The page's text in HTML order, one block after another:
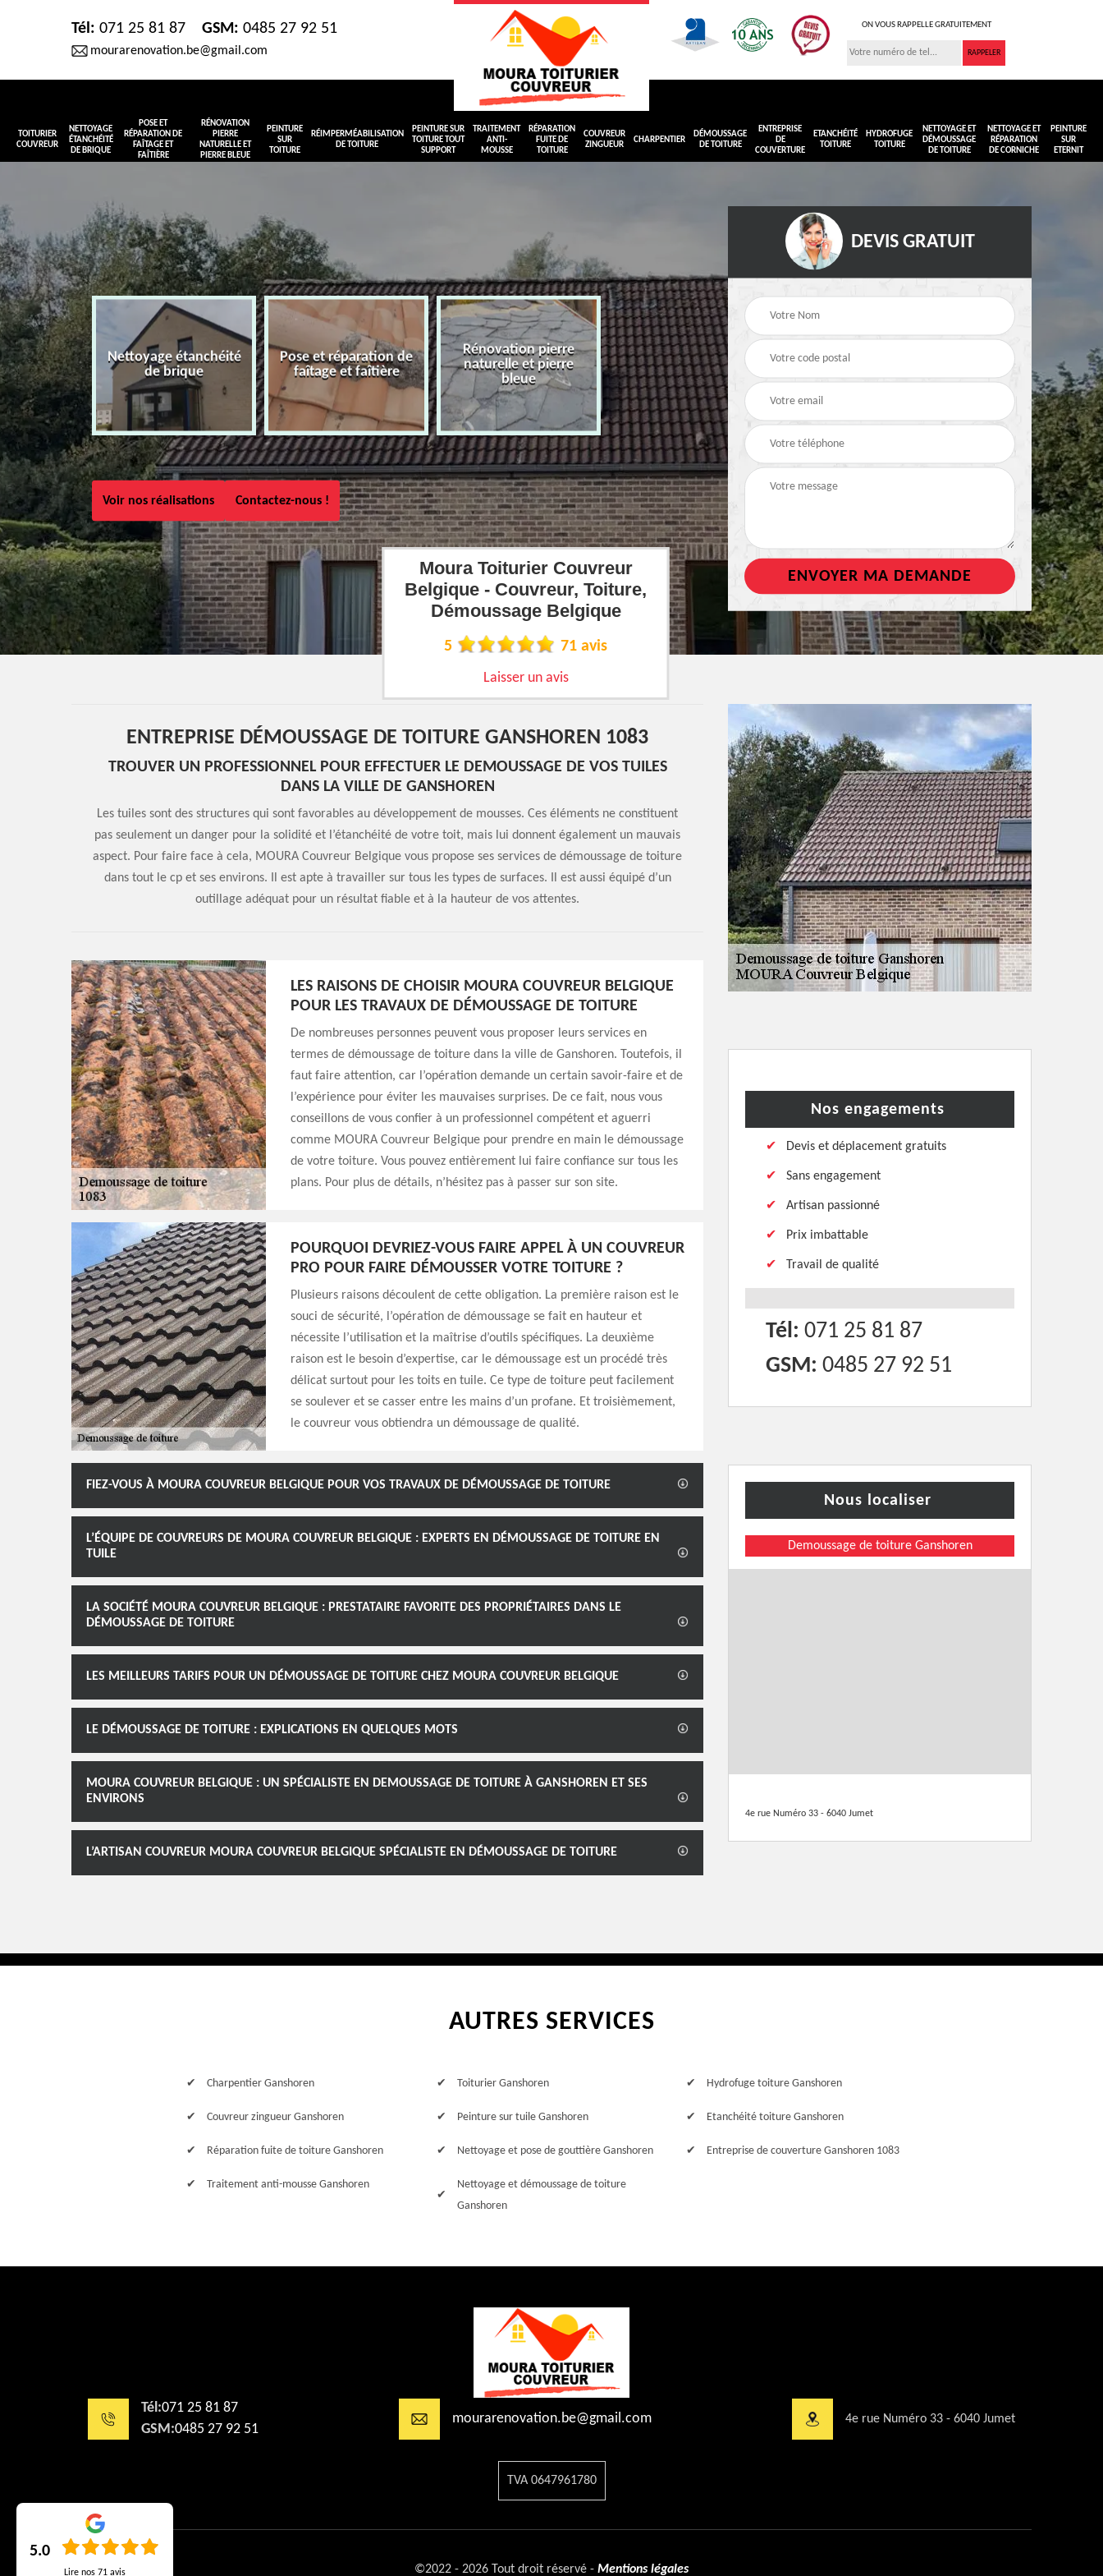
Tél: 071 25 81 87 GSM: 0485 27 92 51
mourarenovation.be@gmail.com
ON VOUS RAPPELLE GRATUITEMENT
TOITURIER
COUVREUR
NETTOYAGE
ÉTANCHÉITÉ
DE BRIQUE
POSE ET
RÉPARATION DE
FAÎTAGE ET
FAÎTIÈRE
RÉNOVATION
PIERRE
NATURELLE ET
PIERRE BLEUE
PEINTURE
SUR
TOITURE
RÉIMPERMÉABILISATION
DE TOITURE
PEINTURE SUR
TOITURE TOUT
SUPPORT
TRAITEMENT
ANTI-
MOUSSE
RÉPARATION
FUITE DE
TOITURE
COUVREUR
ZINGUEUR
CHARPENTIER
DÉMOUSSAGE
DE TOITURE
ENTREPRISE
DE
COUVERTURE
ETANCHÉITÉ
TOITURE
HYDROFUGE
TOITURE
NETTOYAGE ET
DÉMOUSSAGE
DE TOITURE
NETTOYAGE ET
RÉPARATION
DE CORNICHE
PEINTURE
SUR
ETERNIT
Nettoyage étanchéité
de brique
Pose et réparation de
faîtage et faîtière
Rénovation pierre
naturelle et pierre
bleue
Peinture sur toiture
Réimperméabilisation
Peinture sur toiture
tout support
Voir nos réalisations Contactez-nous !
DEVIS GRATUIT
Moura Toiturier Couvreur
Belgique - Couvreur, Toiture,
Démoussage Belgique
5 71 avis
Laisser un avis
ENTREPRISE DÉMOUSSAGE DE TOITURE GANSHOREN 1083
TROUVER UN PROFESSIONNEL POUR EFFECTUER LE DEMOUSSAGE DE VOS TUILES
DANS LA VILLE DE GANSHOREN
Les tuiles sont des structures qui sont favorables au développement de mousses. Ces éléments ne constituent
pas seulement un danger pour la solidité et l’étanchéité de votre toit, mais lui donnent également un mauvais
aspect. Pour faire face à cela, MOURA Couvreur Belgique vous propose ses services de démoussage de toiture
dans tout le cp et ses environs. Il est apte à travailler sur tous les types de surfaces. Il est aussi équipé d’un
outillage adéquat pour un résultat fiable et à la hauteur de vos attentes.
LES RAISONS DE CHOISIR MOURA COUVREUR BELGIQUE
POUR LES TRAVAUX DE DÉMOUSSAGE DE TOITURE
De nombreuses personnes peuvent vous proposer leurs services en
termes de démoussage de toiture dans la ville de Ganshoren. Toutefois, il
faut faire attention, car l’opération demande un certain savoir-faire et de
l’expérience pour éviter les mauvaises surprises. De ce fait, nous vous
conseillons de vous confier à un professionnel compétent et aguerri
comme MOURA Couvreur Belgique pour prendre en main le démoussage
de votre toiture. Vous pouvez entièrement lui faire confiance sur tous les
plans. Pour plus de détails, n’hésitez pas à passer sur son site.
POURQUOI DEVRIEZ-VOUS FAIRE APPEL À UN COUVREUR
PRO POUR FAIRE DÉMOUSSER VOTRE TOITURE ?
Plusieurs raisons découlent de cette obligation. La première raison est le
souci de sécurité, l’opération de démoussage se fait en hauteur et
nécessite l’utilisation et la maîtrise d’outils spécifiques. La deuxième
raison est le besoin d’expertise, car le démoussage est un procédé très
délicat surtout pour les toits en tuile. Ce type de toiture peut facilement
se soulever et se casser entre les mains d’un profane. Et troisièmement,
le couvreur vous obtiendra un démoussage de qualité.
FIEZ-VOUS À MOURA COUVREUR BELGIQUE POUR VOS TRAVAUX DE DÉMOUSSAGE DE TOITURE
L’ÉQUIPE DE COUVREURS DE MOURA COUVREUR BELGIQUE : EXPERTS EN DÉMOUSSAGE DE TOITURE EN
TUILE
LA SOCIÉTÉ MOURA COUVREUR BELGIQUE : PRESTATAIRE FAVORITE DES PROPRIÉTAIRES DANS LE
DÉMOUSSAGE DE TOITURE
LES MEILLEURS TARIFS POUR UN DÉMOUSSAGE DE TOITURE CHEZ MOURA COUVREUR BELGIQUE
LE DÉMOUSSAGE DE TOITURE : EXPLICATIONS EN QUELQUES MOTS
MOURA COUVREUR BELGIQUE : UN SPÉCIALISTE EN DEMOUSSAGE DE TOITURE À GANSHOREN ET SES
ENVIRONS
L’ARTISAN COUVREUR MOURA COUVREUR BELGIQUE SPÉCIALISTE EN DÉMOUSSAGE DE TOITURE
Nos engagements
Devis et déplacement gratuits
Sans engagement
Artisan passionné
Prix imbattable
Travail de qualité
Tél: 071 25 81 87
GSM: 0485 27 92 51
Nous localiser
Demoussage de toiture Ganshoren
4e rue Numéro 33 - 6040 Jumet
AUTRES SERVICES
Charpentier Ganshoren
Couvreur zingueur Ganshoren
Réparation fuite de toiture Ganshoren
Traitement anti-mousse Ganshoren
Toiturier Ganshoren
Peinture sur tuile Ganshoren
Nettoyage et pose de gouttière Ganshoren
Nettoyage et démoussage de toiture
Ganshoren
Hydrofuge toiture Ganshoren
Etanchéité toiture Ganshoren
Entreprise de couverture Ganshoren 1083
Tél:071 25 81 87
GSM:0485 27 92 51
mourarenovation.be@gmail.com 4e rue Numéro 33 - 6040 Jumet
TVA 0647961780
©2022 - 2026 Tout droit réservé - Mentions légales
5.0
Lire nos 71 avis